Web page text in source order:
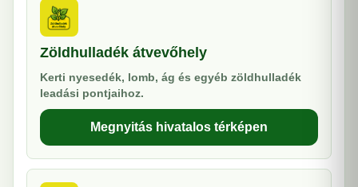
Zöldhulladék átvevőhely
Kerti nyesedék, lomb, ág és egyéb zöldhulladék
leadási pontjaihoz.
Megnyitás hivatalos térképen